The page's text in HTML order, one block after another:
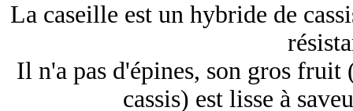
La caseille est un hybride de
Il n'a pas d'épines, son gros
cassis) est lisse à